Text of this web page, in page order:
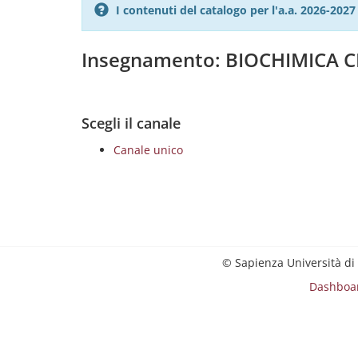
I contenuti del catalogo per l'a.a. 2026-
Insegnamento: BIOCHIMICA
Scegli il canale
Canale unico
© Sapienza Università di